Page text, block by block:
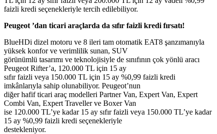
faizli kredi seçenekleriyle tercih edilebiliyor.
Peugeot ’dan ticari araçlarda da sıfır faizli kredi fırsatı!
BlueHDi dizel motoru ve 8 ileri tam otomatik EAT8 şanzımanıyla
yüksek konfor ve verimlilik sunan, SUV
görünümlü tasarımı ve teknolojisiyle de sınıfının çok yönlü aracı
Peugeot Rifter’a, 120.000 TL için 15 ay
sıfır faizli veya 150.000 TL için 15 ay %0,99 faizli kredi
imkânlarıyla sahip olunabiliyor. Peugeot’nun
diğer hafif ticari araç modelleri Partner Van, Expert Van, Expert
Combi Van, Expert Traveller ve Boxer Van
ise 120.000 TL’ye kadar 15 ay sıfır faizli veya 150.000 TL’ye kadar
15 ay %0,99 faizli kredi seçenekleriyle
destekleniyor.